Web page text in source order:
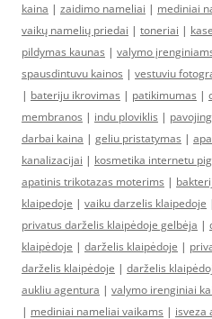
kaina | zaidimo nameliai | mediniai
vaikų namelių priedai | toneriai |
pildymas kaunas | valymo
spausdintuvu kainos | vestuviu
| bateriju ikrovimas | patikimumas |
membranos | indu ploviklis |
darbai kaina | geliu pristatymas |
kanalizacijai | kosmetika internetu
apatinis trikotazas moterims |
klaipedoje | vaiku darzelis klaipedoje
privatus darželis klaipėdoje gelbėja |
klaipėdoje | darželis klaipėdoje |
darželis klaipėdoje | darželis
aukliu agentura | valymo irenginiai
| mediniai nameliai vaikams | isveza